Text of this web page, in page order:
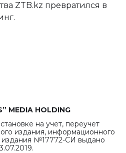
ZTB.kz превратился в
MEDIA HOLDING
на учет, переучет
издания, информационного
издания №17772-СИ выдано